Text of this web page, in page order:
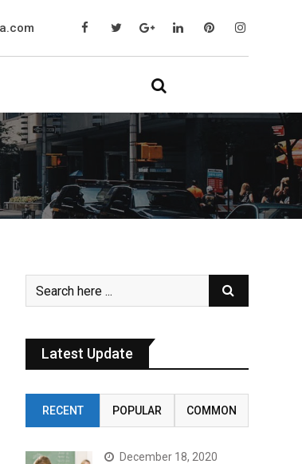
Latest Update
RECENT POPULAR COMMON
December 18, 2020